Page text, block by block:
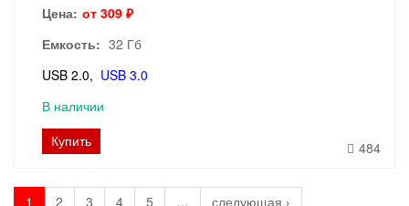
Цена: от 309 ₽
Емкость: 32 Гб
USB 2.0
USB 3.0
В наличии
Купить
484
1 2 3 4 5 …
следующая ›